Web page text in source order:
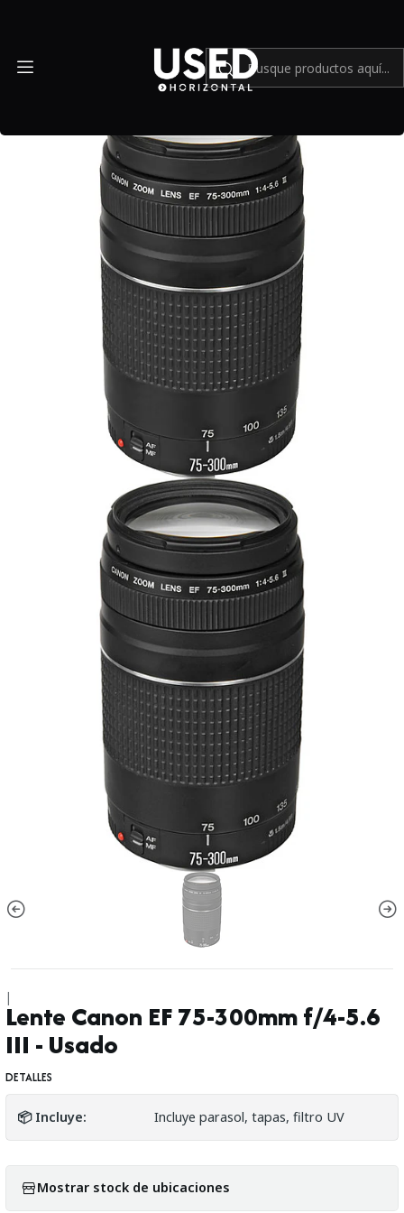
|
Lente Canon EF 75-300mm f/4-5.6
III - Usado
DETALLES
📦 Incluye: Incluye parasol, tapas, filtro UV
Mostrar stock de ubicaciones